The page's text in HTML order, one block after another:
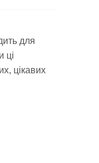
для
ці
цікавих